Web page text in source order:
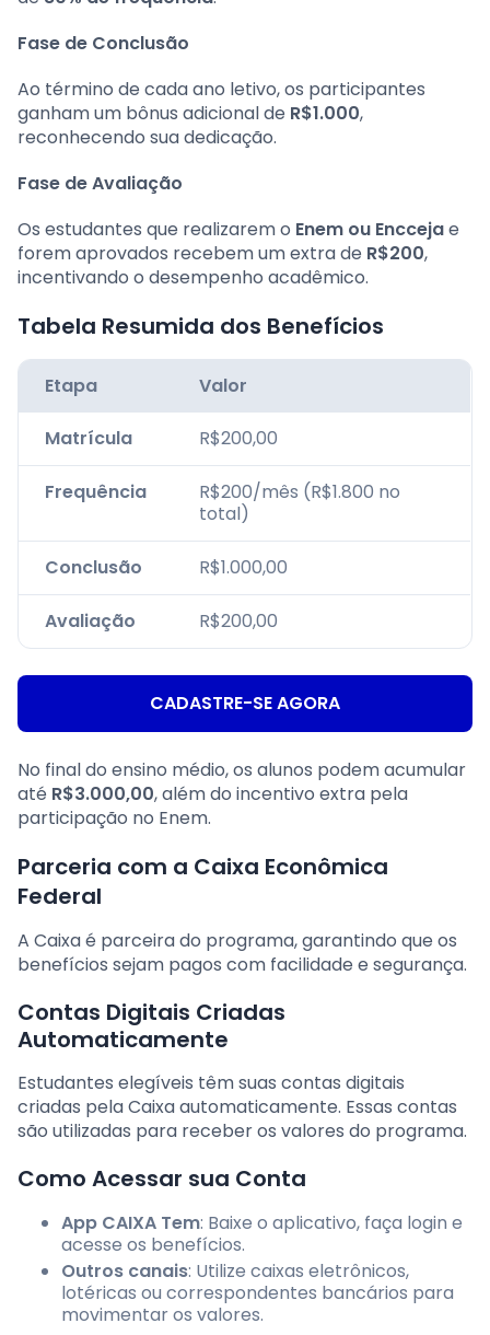
Fase de Conclusão
Ao término de cada ano letivo, os participantes
ganham um bônus adicional de R$1.000,
reconhecendo sua dedicação.
Fase de Avaliação
Os estudantes que realizarem o Enem ou Enccejae
forem aprovados recebem um extra de R$200,
incentivando o desempenho acadêmico.
Tabela Resumida dos Benefícios
Etapa Valor
Matrícula R$200,00
Frequência
R$200/mês (R$1.800 no
total)
Conclusão R$1.000,00
Avaliação R$200,00
CADASTRE-SE AGORA
No final do ensino médio, os alunos podem acumular
até R$3.000,00, além do incentivo extra pela
participação no Enem.
Parceria com a Caixa Econômica
Federal
A Caixa é parceira do programa, garantindo que os
benefícios sejam pagos com facilidade e segurança.
Contas Digitais Criadas
Automaticamente
Estudantes elegíveis têm suas contas digitais
criadas pela Caixa automaticamente. Essas contas
são utilizadas para receber os valores do programa.
Como Acessar sua Conta
App CAIXA Tem: Baixe o aplicativo, faça login e
acesse os benefícios.
Outros canais: Utilize caixas eletrônicos,
lotéricas ou correspondentes bancários para
movimentar os valores.